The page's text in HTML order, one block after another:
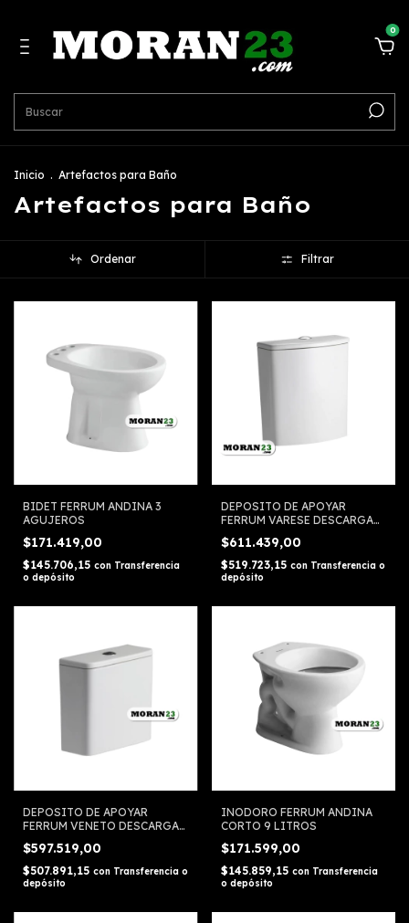
0
Inicio . Artefactos para Baño
Artefactos para Baño
Ordenar Filtrar
BIDET FERRUM ANDINA 3
AGUJEROS
$171.419,00
$145.706,15 con Transferencia
o depósito
DEPOSITO DE APOYAR
FERRUM VARESE DESCARGA
DUAL 6 LITROS
$611.439,00
$519.723,15 con Transferencia o
depósito
DEPOSITO DE APOYAR
FERRUM VENETO DESCARGA
$597.519,00
$507.891,15 con Transferencia o
depósito
INODORO FERRUM ANDINA
CORTO 9 LITROS
$171.599,00
$145.859,15 con Transferencia
o depósito